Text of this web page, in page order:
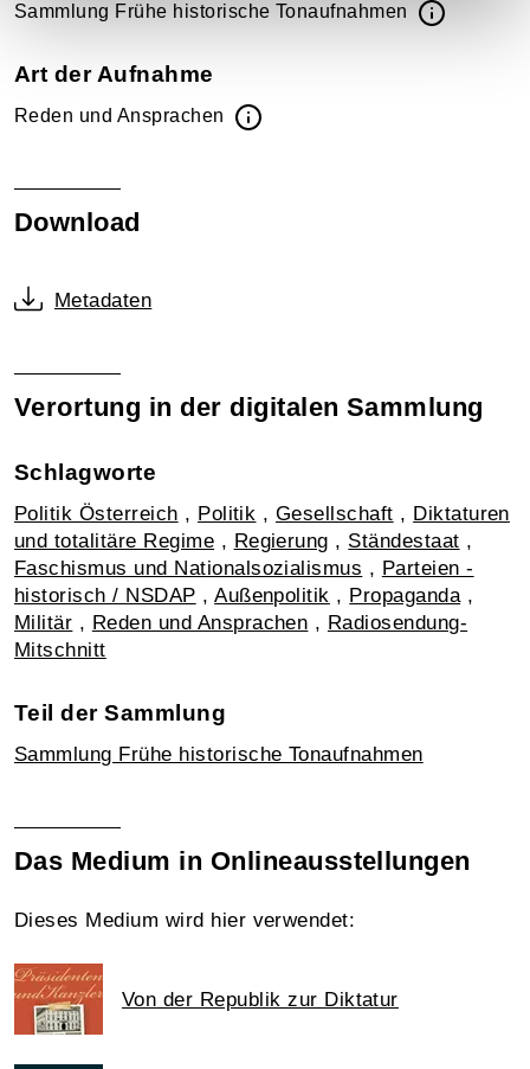
Sammlung Frühe historische Tonaufnahmen
Art der Aufnahme
Reden und Ansprachen
Download
Metadaten
Verortung in der digitalen Sammlung
Schlagworte
Politik Österreich , Politik , Gesellschaft , Diktaturen
und totalitäre Regime , Regierung , Ständestaat ,
Faschismus und Nationalsozialismus , Parteien -
historisch / NSDAP ,Außenpolitik , Propaganda,
Militär , Reden und Ansprachen , Radiosendung-
Mitschnitt
Teil der Sammlung
Sammlung Frühe historische Tonaufnahmen
Das Medium in Onlineausstellungen
Dieses Medium wird hier verwendet:
Von der Republik zur Diktatur